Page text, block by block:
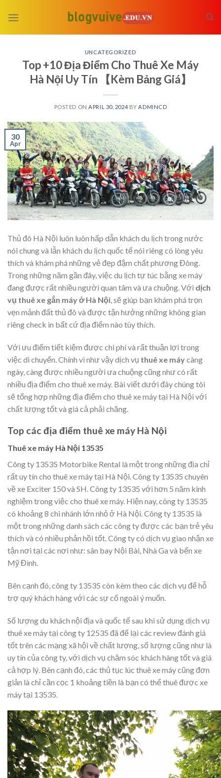
UNCATEGORIZED
Top +10 Địa Điểm Cho Thuê Xe Máy
Hà Nội Uy Tín 【Kèm Bảng Giá】
POSTED ON APRIL 30, 2024 BY ADMINCD
30
Apr
Thủ đô Hà Nội luôn luôn hấp dẫn khách du lịch trong nước
nói chung và lẫn khách du lịch quốc tế nói riêng có lòng yêu
thích và khám phá những vẻ đẹp đậm chất phương Đông.
Trong những năm gần đây, việc du lịch tự túc bằng xe máy
đang được rất nhiều người quan tâm và ưa chuộng. Với dịch
vụ thuê xe gắn máy ở Hà Nội , sẽ giúp bạn khám phá trọn
vẹn mảnh đất thủ đô và được tận hưởng những không gian
riêng check in bất cứ địa điểm nào tùy thích.
Với ưu điểm tiết kiệm được chi phí và rất thuận lợi trong
việc di chuyển. Chính vì như vậy dịch vụ thuê xe máycàng
ngày, càng được nhiều người ưa chuộng cũng như có rất
nhiều địa điểm cho thuê xe máy. Bài viết dưới đây chúng tôi
sẽ tổng hợp những địa điểm cho thuê xe máy tại Hà Nội với
chất lượng tốt và giá cả phải chăng.
Top các địa điểm thuê xe máy Hà Nội
Thuê xe máy Hà Nội 13535
Công ty 13535 ‎Motorbike Rental là một trong những địa chỉ
rất uy tín cho thuê xe máy tại Hà Nội. Công ty 13535 chuyên
về xe Exciter 150 và SH. Công ty 13535 với hơn 5 năm kinh
nghiệm trong việc cho thuê xe máy. Hiện nay, công ty 13535
có khoảng 8 chi nhánh lớn nhỏ ở Hà Nội. Công ty 13535 là
một trong những danh sách các công ty được các bạn trẻ yêu
thích và có nhiều phản hồi tốt. Công ty có dịch vụ giao nhận xe
tận nơi tại các nơi như: sân bay Nội Bài, Nhà Ga và bến xe
Mỹ Đình.
Bên cạnh đó, công ty 13535 còn kèm theo các dịch vụ để hỗ
trợ quý khách hàng với các sự cố ngoài ý muốn.
Số lượng du khách nội địa và quốc tế sau khi sử dụng dịch vụ
thuê xe máy tại công ty 12535 đã để lại các review đánh giá
tốt trên các mạng xã hội về chất lượng, số lượng cũng như là
uy tín của công ty, với dịch vụ chăm sóc khách hàng tốt và giá
cả hợp lý. Bên cạnh đó, các thủ tục lúc thuê xe máy cũng đơn
giản là chỉ cần cọc 1 khoảng tiền là bạn có thể thuê được xe
máy tại 13535.